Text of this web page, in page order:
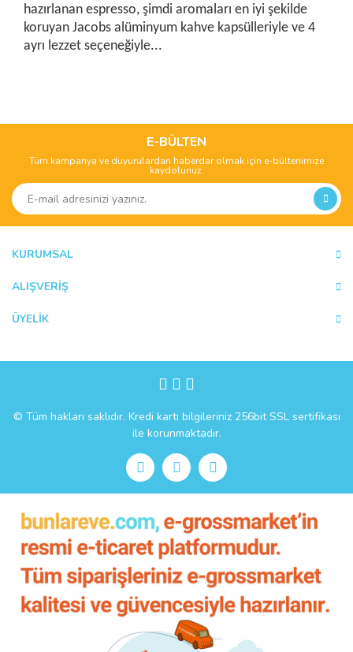
hazırlanan espresso, şimdi aromaları en iyi şekilde
koruyan Jacobs alüminyum kahve kapsülleriyle ve 4
ayrı lezzet seçeneğiyle...
Yorum Yaz
kullanarak tarafımıza iletebilirsiniz.
Görüş ve önerileriniz için teşekkür ederiz.
Ürün açıklamasında eksik bilgiler bulunuyor.
Ürün bilgilerinde hatalar bulunuyor.
E-BÜLTEN
Tüm kampanya ve duyurulardan haberdar olmak için e-bültenimize
kaydolunuz.
KURUMSAL
ALIŞVERİŞ
ÜYELİK
© Tüm hakları saklıdır. Kredi kartı bilgileriniz 256bit SSL sertifikası
ile korunmaktadır.